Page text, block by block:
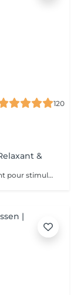
120
&
Ce soin comprend : Un massage facial relaxant pour stimuler la circulation sanguine, détendre les traits du visage et favoriser l'éclat naturel de la peau. Une exfoliation douce pour éliminer les cellules mortes et affiner le grain de peau. Une hydratation profonde pour nourrir et revitaliser la peau. Un masque à l'argile adapté à votre peau pour purifier, apaiser et redonner de l'éclat au teint. Les bienfaits : Peau plus douce et lumineuse Teint frais et éclatant Réduction des signes de fatigue Sensation profonde de détente et de bien-être Amélioration de la circulation et de l'oxygénation de la peau Prenez un moment pour vous et laissez votre peau retrouver tout son éclat naturel.